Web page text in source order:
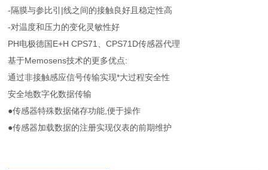
-隔膜与参比引|线之间的接触良好且稳定性高
-对温度和压力的变化灵敏性好
PH电极德国E+H CPS71、CPS71D传感器代理
基于Memosens技术的更多优点:
通过非接触感应信号传输实现*大过程安全性
安全地数字化数据传输
●传感器特殊数据储存功能,便于操作
●传感器加载数据的注册实现仪表的前期维护